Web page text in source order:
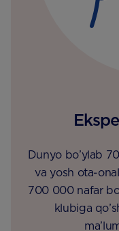
Dunyo bo’ylab
va yosh ota-
700 000 nafar
klubiga